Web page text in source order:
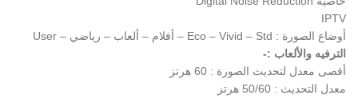
IPTV
أوضاع الصورة : Eco – Vivid – Std – أفلام – ألعاب – رياضي – User
الترفيه والألعاب :-
أقصى معدل لتحديث الصورة : 60 هرتز
معدل التحديث : 50/60 هرتز